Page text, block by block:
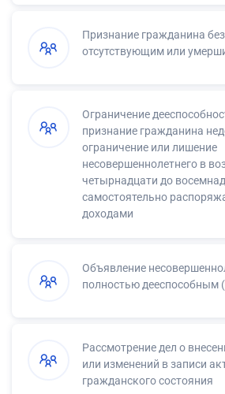
Признание гражданина
отсутствующим или
Ограничение
признание гражданина
ограничение или лишение
несовершеннолетнего в
четырнадцати до
самостоятельно
доходами
Объявление
полностью дееспособным
Рассмотрение дел о
или изменений в записи
гражданского состояния